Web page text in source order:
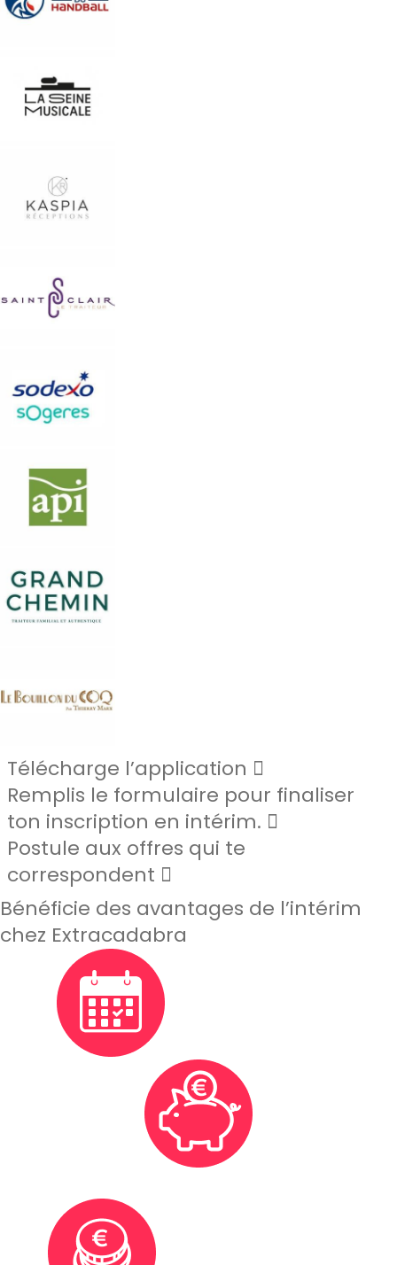
Télécharge l’application
Remplis le formulaire pour finaliser
ton inscription en intérim.
Postule aux offres qui te
correspondent
Bénéficie des avantages de l’intérim
chez Extracadabra